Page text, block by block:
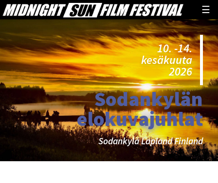
☰
10. -14.
kesäkuuta
2026
Sodankylän
elokuvajuhlat
Sodankylä Lapland Finland